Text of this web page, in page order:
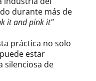
durante más de
it and pink it"
práctica no solo
estar
silenciosa de